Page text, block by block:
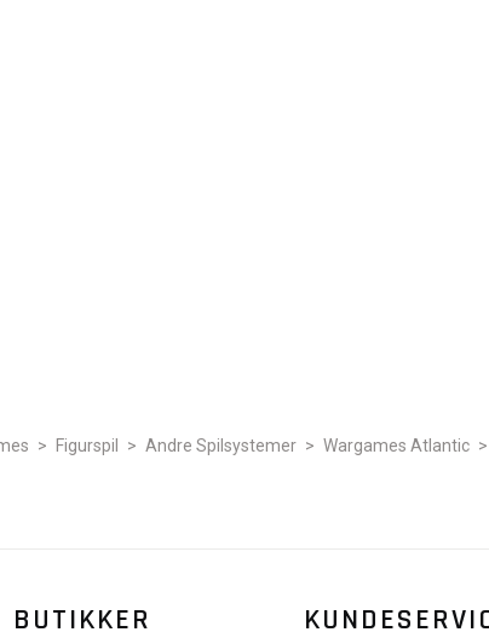
> Figurspil > Andre Spilsystemer > Wargames Atlantic >
BUTIKKER